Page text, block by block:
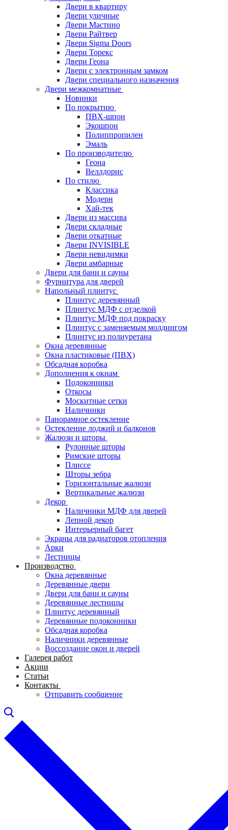
Двери в квартиру
Двери уличные
Двери Мастино
Двери Райтвер
Двери Sigma Doors
Двери Торекс
Двери Геона
Двери с электронным замком
Двери специального назначения
Двери межкомнатные
Новинки
По покрытию
ПВХ-шпон
Экошпон
Полиппропилен
Эмаль
По производителю
Геона
Веллдорис
По стилю
Классика
Модерн
Хай-тек
Двери из массива
Двери складные
Двери откатные
Двери INVISIBLE
Двери невидимки
Двери амбарные
Двери для бани и сауны
Фурнитура для дверей
Напольный плинтус
Плинтус деревянный
Плинтус МДФ с отделкой
Плинтус МДФ под покраску
Плинтус с заменяемым молдингом
Плинтус из полиуретана
Окна деревянные
Окна пластиковые (ПВХ)
Обсадная коробка
Дополнения к окнам
Подоконники
Откосы
Москитные сетки
Наличники
Панорамное остекление
Остекление лоджий и балконов
Жалюзи и шторы
Рулонные шторы
Римские шторы
Плиссе
Шторы зебра
Горизонтальные жалюзи
Вертикальные жалюзи
Декор
Наличники МДФ для дверей
Лепной декор
Интерьерный багет
Экраны для радиаторов отопления
Арки
Лестницы
Производство
Окна деревянные
Деревянные двери
Двери для бани и сауны
Деревянные лестницы
Плинтус деревянный
Деревянные подоконники
Обсадная коробка
Наличники деревянные
Воссоздание окон и дверей
Галерея работ
Акции
Статьи
Контакты
Отправить сообщение